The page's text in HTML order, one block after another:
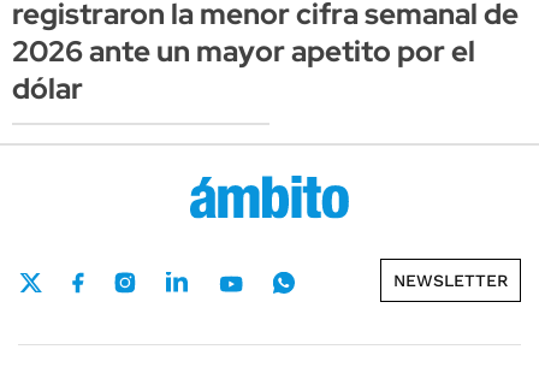
registraron la menor cifra semanal de
2026 ante un mayor apetito por el
dólar
NEWSLETTER